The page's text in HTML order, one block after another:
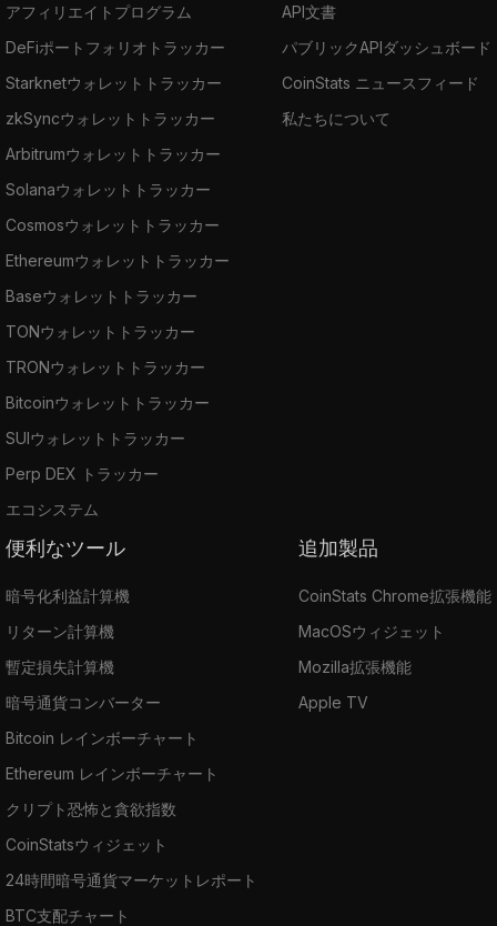
アフィリエイトプログラム
DeFiポートフォリオトラッカー
Starknetウォレットトラッカー
zkSyncウォレットトラッカー
Arbitrumウォレットトラッカー
Solanaウォレットトラッカー
Cosmosウォレットトラッカー
Ethereumウォレットトラッカー
Baseウォレットトラッカー
TONウォレットトラッカー
TRONウォレットトラッカー
Bitcoinウォレットトラッカー
SUIウォレットトラッカー
Perp DEX トラッカー
エコシステム
API文書
パブリックAPIダッシュボード
CoinStats ニュースフィード
私たちについて
便利なツール
暗号化利益計算機
リターン計算機
暫定損失計算機
暗号通貨コンバーター
Bitcoin レインボーチャート
Ethereum レインボーチャート
クリプト恐怖と貪欲指数
CoinStatsウィジェット
24時間暗号通貨マーケットレポート
BTC支配チャート
追加製品
CoinStats Chrome拡張機能
MacOSウィジェット
Mozilla拡張機能
Apple TV